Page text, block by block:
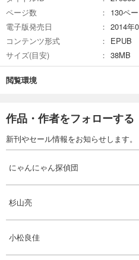
ページ数
130ペ
電子版発売日
2014年
コンテンツ形式
EPUB
サイズ(目安)
38MB
閲覧環境
作品・作者をフォローする
新刊やセール情報をお知らせします。
にゃんにゃん探偵団
杉山亮
小松良佳